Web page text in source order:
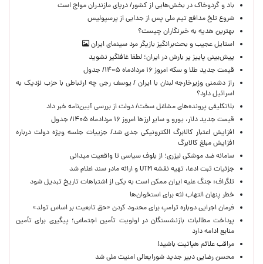
باد و گردوخاک در بخش‌هایی از کشور/ دریای مازندران مواج است
شروع تلخ مدافع تیم ملی پس از جدایی از پرسپولیس
بهترین هدیه به خبرنگاران چیست؟
استایل عجیب و بحث‌برانگیز بازیگر مرد سینمای ایران
پیش‌بینی پاییز پر بارش در ایران؛ لطفا غافلگیر نشوید
قیمت جدید طلا و سکه امروز ۱۶ مردادماه ۱۴۰۵/ جدول
راز دشمنی وزیرخارجه لبنان با ایران / یوسف رجی چه ارتباطی با حزب نزدیک به
اسرائیل دارد؟
بلاتکلیفی پرونده‌های مشاغل سخت/ دولت از بررسی آیین‌نامه خبر داد
قیمت جدید دلار، یورو و سایر ارزها امروز ۱۶ مردادماه ۱۴۰۵/ جدول
افزایش اعتبار کالابرگ الکترونیکی جدی شد/ جزییات جلسه ویژه دولت درباره
افزایش مبلغ کالابرگ
سامانه ضد موشکی لیزری؛ از بلوف سیاسی تا واقعیت میدانی
جزئیات ثبت ادعا، تهیه نقشه UTM و ارائه مادر سند اعلام شد
تلگراف: جنگ علیه ایران ممکن است به یکی از اشتباهات تاریخ تبدیل شود
خطر پنهان التهاب لثه برای استخوان‌ها
فرمان اجرایی دوباره ترامپ برای محدود کردن «حق تابعیت بر اساس تولد»
پرداخت مطالبات بازنشستگان در اولویت تأمین اجتماعی؛ پیگیری برای تأمین
منابع ادامه دارد
مراقب علائم هپاتیت باشید!
محسن رضایی دبیر جدید شورایعالی امنیت ملی شد